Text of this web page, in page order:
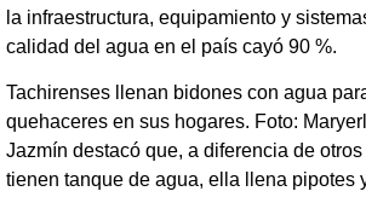
la infraestructura, equipamiento y
calidad del agua en el país cayó 90 %.
Tachirenses llenan bidones con agua
quehaceres en sus hogares. Foto:
Jazmín destacó que, a diferencia de
tienen tanque de agua, ella llena pipotes